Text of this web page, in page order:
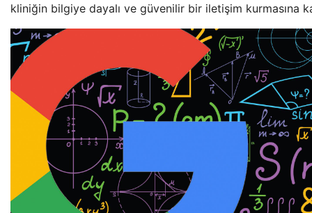
kliniğin bilgiye dayalı ve güvenilir bir iletişim kurmasına